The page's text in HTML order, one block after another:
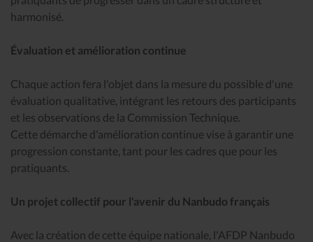
harmonisé.
Évaluation et amélioration continue
Chaque action fera l'objet dans la mesure du possible d'une
évaluation qualitative, intégrant les retours des participants
et les observations de la Commission Technique.
Cette démarche d'amélioration continue vise à garantir une
progression constante, tant pour les cadres que pour les
pratiquants.
Un projet collectif pour l'avenir du Nanbudo français
Avec la création de cette équipe nationale, l'AFDP Nanbudo